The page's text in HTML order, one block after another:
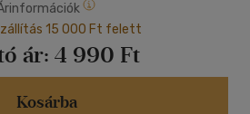
akkor alkalmazható, ha az áldozat
mint elrablói.
Kirk első thrillere friss,
hozott a műfajba.
elbeszélésmódja kitűnően
kibontakozó történetben.
15 000 Ft felett
ár: 4 990 Ft
Kosárba